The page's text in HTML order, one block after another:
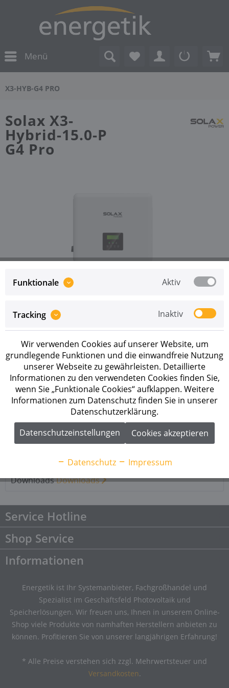
Menü
X3-HYB-G4 PRO
Solax X3-
Hybrid-15.0-P
G4 Pro
Preise sind erst nach erfolgreicher Registrierung
als
Merken
Artikel-Nr.: 1010200018
Beschreibung
Solax X3-Hybrid-15.0-P G4 Pro 15 kW
Hybridwechselrichter mit zwei Batterieanschlüssen
Der...mehr
2
DownloadsDownloads
Service Hotline
Shop Service
Informationen
Energetik ist Ihr Systemanbieter, Fachgroßhandel und
Spezialist im Geschäftsfeld Photovoltaik und
Speicherlösungen. Wir freuen uns, Ihnen in unserem Online-
Shop viele Produkte von namhaften Herstellern anbieten zu
können. Profitieren Sie von unserer langjährigen Erfahrung!
* Alle Preise verstehen sich zzgl. Mehrwertsteuer und
Versandkosten.
Funktionale Aktiv
Tracking Inaktiv
Wir verwenden Cookies auf unserer Website, um
grundlegende Funktionen und die einwandfreie Nutzung
unserer Webseite zu gewährleisten. Detaillierte
Informationen zu den verwendeten Cookies finden Sie,
wenn Sie „Funktionale Cookies“ aufklappen. Weitere
Informationen zum Datenschutz finden Sie in unserer
Datenschutzerklärung.
Datenschutzeinstellungen
Cookies akzeptieren
Datenschutz Impressum